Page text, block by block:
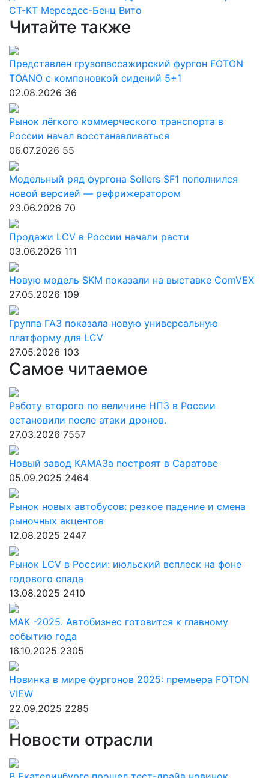
СТ-КТ Мерседес-Бенц Вито
Читайте также
Представлен грузопассажирский фургон FOTON
TOANO с компоновкой сидений 5+1
02.08.2026 36
Рынок лёгкого коммерческого транспорта в
России начал восстанавливаться
06.07.2026 55
Модельный ряд фургона Sollers SF1 пополнился
новой версией — рефрижератором
23.06.2026 70
Продажи LCV в России начали расти
03.06.2026 111
Новую модель SKM показали на выставке ComVEX
27.05.2026 109
Группа ГАЗ показала новую универсальную
платформу для LCV
27.05.2026 103
Самое читаемое
Работу второго по величине НПЗ в России
остановили после атаки дронов.
27.03.2026 7557
Новый завод КАМАЗа построят в Саратове
05.09.2025 2464
Рынок новых автобусов: резкое падение и смена
рыночных акцентов
12.08.2025 2447
Рынок LCV в России: июльский всплеск на фоне
годового спада
13.08.2025 2410
МАК -2025. Автобизнес готовится к главному
событию года
16.10.2025 2305
Новинка в мире фургонов 2025: премьера FOTON
VIEW
22.09.2025 2285
Новости отрасли